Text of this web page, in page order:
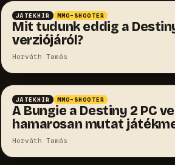
JÁTÉKHÍR MMO-SHOOTER
Mit tudunk eddig a
verziójáról?
Horváth Tamás
JÁTÉKHÍR MMO-SHOOTER
A Bungie a Destiny 2 PC
hamarosan mutat
Horváth Tamás